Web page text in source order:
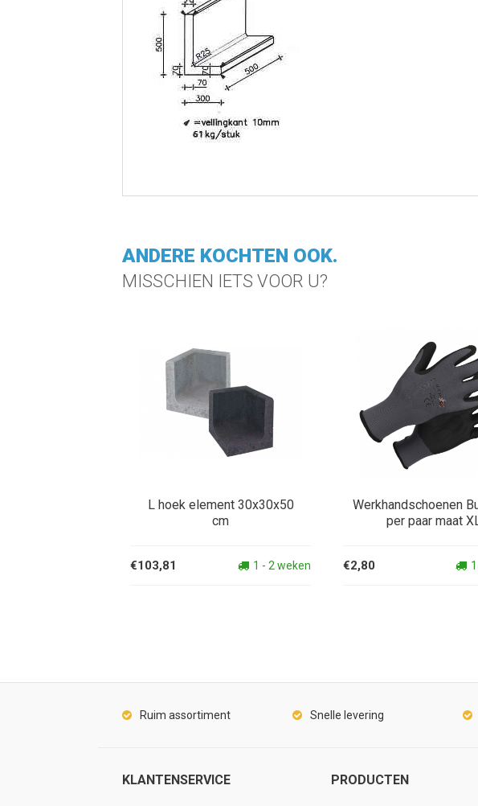
ANDERE KOCHTEN OOK.
MISSCHIEN IETS VOOR U?
L hoek element 30x30x50
cm
€103,81 1 - 2 weken
Werkhandschoenen
per paar maat
€2,80
Ruim assortiment Snelle levering
KLANTENSERVICE PRODUCTEN